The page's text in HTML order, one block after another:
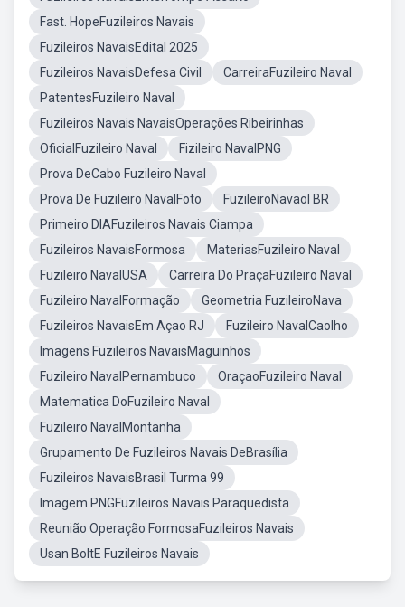
Fast. HopeFuzileiros Navais
Fuzileiros NavaisEdital 2025
Fuzileiros NavaisDefesa Civil
CarreiraFuzileiro Naval
PatentesFuzileiro Naval
Fuzileiros Navais NavaisOperações Ribeirinhas
OficialFuzileiro Naval
Fizileiro NavalPNG
Prova DeCabo Fuzileiro Naval
Prova De Fuzileiro NavalFoto
FuzileiroNavaol BR
Primeiro DIAFuzileiros Navais Ciampa
Fuzileiros NavaisFormosa
MateriasFuzileiro Naval
Fuzileiro NavalUSA
Carreira Do PraçaFuzileiro Naval
Fuzileiro NavalFormação
Geometria FuzileiroNava
Fuzileiros NavaisEm Açao RJ
Fuzileiro NavalCaolho
Imagens Fuzileiros NavaisMaguinhos
Fuzileiro NavalPernambuco
OraçaoFuzileiro Naval
Matematica DoFuzileiro Naval
Fuzileiro NavalMontanha
Grupamento De Fuzileiros Navais DeBrasília
Fuzileiros NavaisBrasil Turma 99
Imagem PNGFuzileiros Navais Paraquedista
Reunião Operação FormosaFuzileiros Navais
Usan BoltE Fuzileiros Navais